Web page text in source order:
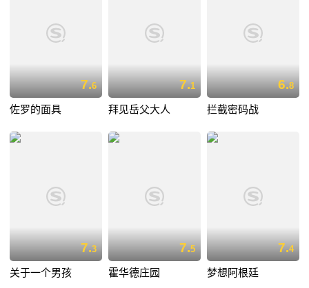
7.6
佐罗的面具
7.1
拜见岳父大人
6.8
拦截密码战
7.3
关于一个男孩
7.5
霍华德庄园
7.4
梦想阿根廷